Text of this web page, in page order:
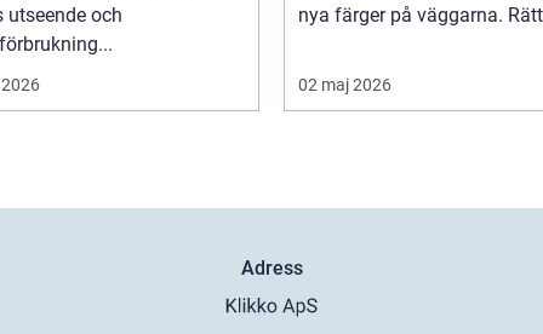
utseende och
nya färger på väggarna.
02 maj 2026
Adress